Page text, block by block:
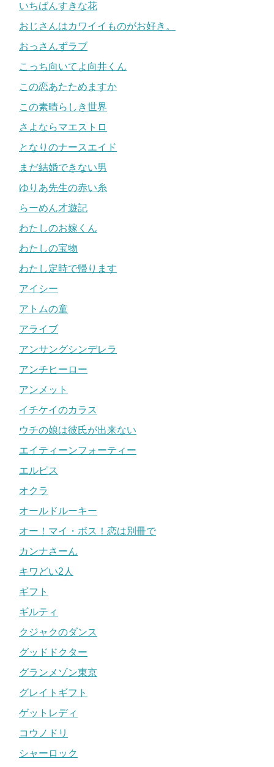
いちばんすきな花
おじさんはカワイイものがお好き。
おっさんずラブ
こっち向いてよ向井くん
この恋あたためますか
この素晴らしき世界
さよならマエストロ
となりのナースエイド
まだ結婚できない男
ゆりあ先生の赤い糸
らーめん才遊記
わたしのお嫁くん
わたしの宝物
わたし定時で帰ります
アイシー
アトムの童
アライブ
アンサングシンデレラ
アンチヒーロー
アンメット
イチケイのカラス
ウチの娘は彼氏が出来ない
エイティーンフォーティー
エルピス
オクラ
オールドルーキー
オー！マイ・ボス！恋は別冊で
カンナさーん
キワどい2人
ギフト
ギルティ
クジャクのダンス
グッドドクター
グランメゾン東京
グレイトギフト
ゲットレディ
コウノドリ
シャーロック